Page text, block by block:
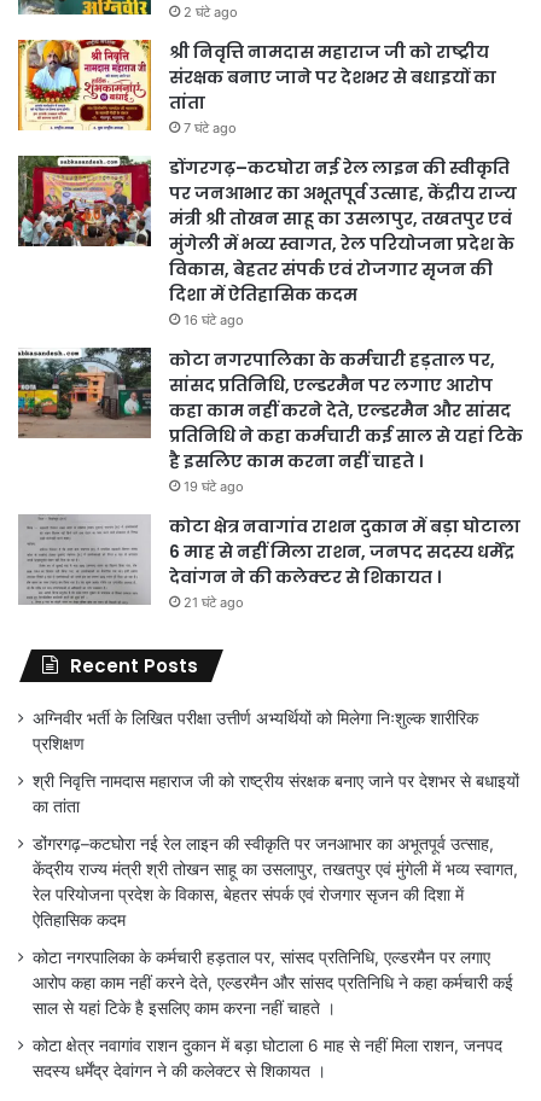
2 घंटे ago
श्री निवृत्ति नामदास महाराज जी को राष्ट्रीय
संरक्षक बनाए जाने पर देशभर से बधाइयों का
तांता
7 घंटे ago
डोंगरगढ़–कटघोरा नई रेल लाइन की स्वीकृति
पर जनआभार का अभूतपूर्व उत्साह, केंद्रीय राज्य
मंत्री श्री तोखन साहू का उसलापुर, तखतपुर एवं
मुंगेली में भव्य स्वागत, रेल परियोजना प्रदेश के
विकास, बेहतर संपर्क एवं रोजगार सृजन की
दिशा में ऐतिहासिक कदम
16 घंटे ago
कोटा नगरपालिका के कर्मचारी हड़ताल पर,
सांसद प्रतिनिधि, एल्डरमैन पर लगाए आरोप
कहा काम नहीं करने देते, एल्डरमैन और सांसद
प्रतिनिधि ने कहा कर्मचारी कई साल से यहां टिके
है इसलिए काम करना नहीं चाहते ।
19 घंटे ago
कोटा क्षेत्र नवागांव राशन दुकान में बड़ा घोटाला
6 माह से नहीं मिला राशन, जनपद सदस्य धर्मेंद्र
देवांगन ने की कलेक्टर से शिकायत ।
21 घंटे ago
Recent Posts
अग्निवीर भर्ती के लिखित परीक्षा उत्तीर्ण अभ्यर्थियों को मिलेगा निःशुल्क शारीरिक
प्रशिक्षण
श्री निवृत्ति नामदास महाराज जी को राष्ट्रीय संरक्षक बनाए जाने पर देशभर से बधाइयों
का तांता
डोंगरगढ़–कटघोरा नई रेल लाइन की स्वीकृति पर जनआभार का अभूतपूर्व उत्साह,
केंद्रीय राज्य मंत्री श्री तोखन साहू का उसलापुर, तखतपुर एवं मुंगेली में भव्य स्वागत,
रेल परियोजना प्रदेश के विकास, बेहतर संपर्क एवं रोजगार सृजन की दिशा में
ऐतिहासिक कदम
कोटा नगरपालिका के कर्मचारी हड़ताल पर, सांसद प्रतिनिधि, एल्डरमैन पर लगाए
आरोप कहा काम नहीं करने देते, एल्डरमैन और सांसद प्रतिनिधि ने कहा कर्मचारी कई
साल से यहां टिके है इसलिए काम करना नहीं चाहते ।
कोटा क्षेत्र नवागांव राशन दुकान में बड़ा घोटाला 6 माह से नहीं मिला राशन, जनपद
सदस्य धर्मेंद्र देवांगन ने की कलेक्टर से शिकायत ।